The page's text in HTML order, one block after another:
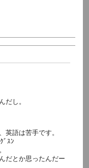
だし。
英語は苦手です。
ﾞｽﾝ
だとか思ったんだー